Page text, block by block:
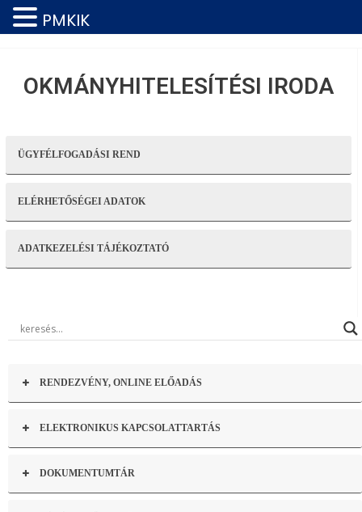
OKMÁNYHITELESÍTÉSI IRODA
ÜGYFÉLFOGADÁSI REND
ELÉRHETŐSÉGEI ADATOK
ADATKEZELÉSI TÁJÉKOZTATÓ
RENDEZVÉNY, ONLINE ELŐADÁS
ELEKTRONIKUS KAPCSOLATTARTÁS
DOKUMENTUMTÁR
PMKIK